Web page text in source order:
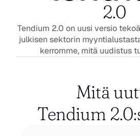
2.0
Tendium 2.0 on uusi versio
julkisen sektorin
kerromme, mitä uudistus
Mitä
Tendium